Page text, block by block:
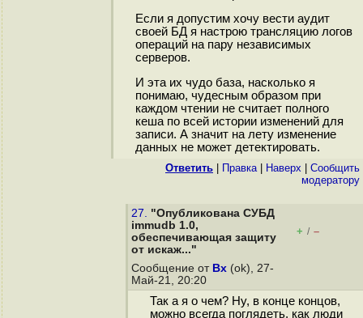
Если я допустим хочу вести аудит
своей БД я настрою трансляцию логов
операций на пару независимых
серверов.
И эта их чудо база, насколько я
понимаю, чудесным образом при
каждом чтении не считает полного
кеша по всей истории изменений для
записи. А значит на лету изменение
данных не может детектировать.
Ответить Правка| Наверх
Cообщить
модератору
27. "Опубликована СУБД
immudb 1.0,
обеспечивающая защиту
от искаж..."
+ / –
Сообщение от Bx (ok), 27-
Май-21, 20:20
Так а я о чем? Ну, в конце концов,
можно всегда поглядеть, как люди